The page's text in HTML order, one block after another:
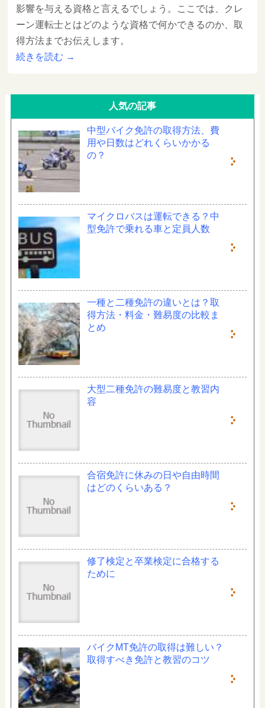
影響を与える資格と言えるでしょう。ここでは、クレ
ーン運転士とはどのような資格で何かできるのか、取
得方法までお伝えします。
続きを読む →
人気の記事
中型バイク免許の取得方法、費
用や日数はどれくらいかかる
の？
マイクロバスは運転できる？中
型免許で乗れる車と定員人数
一種と二種免許の違いとは？取
得方法・料金・難易度の比較ま
とめ
大型二種免許の難易度と教習内
容
合宿免許に休みの日や自由時間
はどのくらいある？
修了検定と卒業検定に合格する
ために
バイクMT免許の取得は難しい？
取得すべき免許と教習のコツ